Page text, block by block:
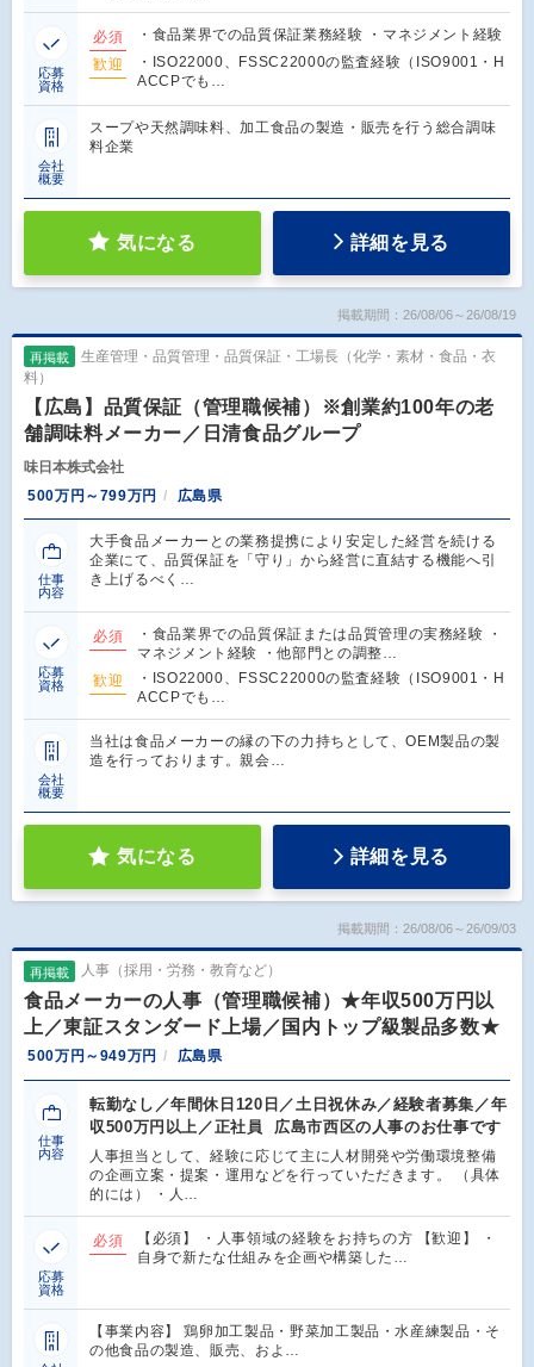
応募
資格
必須
・食品業界での品質保証業務経験 ・マネジメント経験
歓迎
・ISO22000、FSSC22000の監査経験（ISO9001・H
ACCPでも…
会社
概要
スープや天然調味料、加工食品の製造・販売を行う総合調味
料企業
気になる 詳細を見る
掲載期間：26/08/06～26/08/19
再掲載
生産管理・品質管理・品質保証・工場長（化学・素材・食品・衣
料）
【広島】品質保証（管理職候補）※創業約100年の老
舗調味料メーカー／日清食品グループ
味日本株式会社
500万円～799万円
広島県
仕事
内容
大手食品メーカーとの業務提携により安定した経営を続ける
企業にて、品質保証を「守り」から経営に直結する機能へ引
き上げるべく…
応募
資格
必須
・食品業界での品質保証または品質管理の実務経験 ・
マネジメント経験 ・他部門との調整…
歓迎
・ISO22000、FSSC22000の監査経験（ISO9001・H
ACCPでも…
会社
概要
当社は食品メーカーの縁の下の力持ちとして、OEM製品の製
造を行っております。親会…
気になる 詳細を見る
掲載期間：26/08/06～26/09/03
再掲載 人事（採用・労務・教育など）
食品メーカーの人事（管理職候補）★年収500万円以
上／東証スタンダード上場／国内トップ級製品多数★
500万円～949万円 広島県
仕事
内容
転勤なし／年間休日120日／土日祝休み／経験者募集／年
収500万円以上／正社員 広島市西区の人事のお仕事です
人事担当として、経験に応じて主に人材開発や労働環境整備
の企画立案・提案・運用などを行っていただきます。 （具体
的には） ・人…
応募
資格
必須
【必須】 ・人事領域の経験をお持ちの方 【歓迎】 ・
自身で新たな仕組みを企画や構築した…
【事業内容】 鶏卵加工製品・野菜加工製品・水産練製品・そ
の他食品の製造、販売、およ…